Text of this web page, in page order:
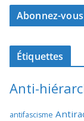
Abonnez-
Étiquettes
Anti-
antifascisme